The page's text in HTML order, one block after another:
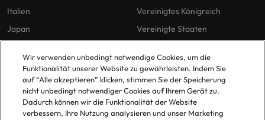
Italien
Japan
Vereinigtes Königreich
Vereinigte Staaten
Unsere Richtlinien
Datenschutz
Büros
Berlin
Wir verwenden unbedingt notwendige Cookies, um die
Funktionalität unserer Website zu gewährleisten. Indem Sie
auf “Alle akzeptieren” klicken, stimmen Sie der Speicherung
nicht unbedingt notwendiger Cookies auf Ihrem Gerät zu.
Dadurch können wir die Funktionalität der Website
verbessern, Ihre Nutzung analysieren und unser Marketing